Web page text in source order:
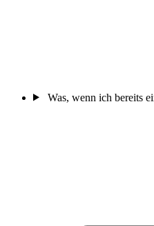
Was, wenn ich bereits